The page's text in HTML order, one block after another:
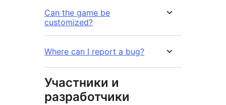
Can the game be
customized?
Where can I report a bug?
Участники и
разработчики